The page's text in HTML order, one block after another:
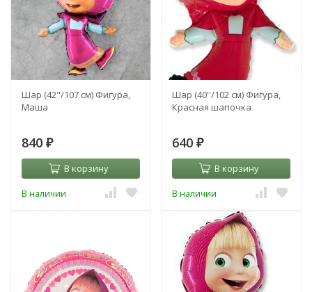
Шар (42"/107 см) Фигура,
Маша
840 ₽
В корзину
В наличии
Шар (40''/102 см) Фигура,
Красная шапочка
640 ₽
В корзину
В наличии